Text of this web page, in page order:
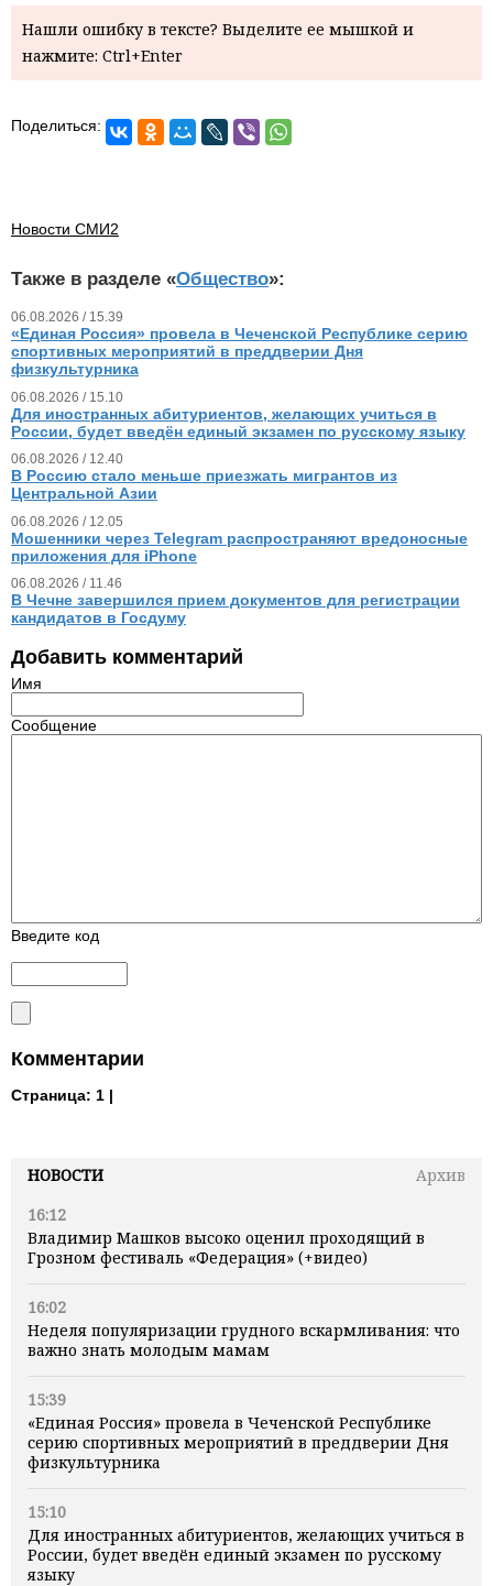
НОВОСТИ
Архив
16:12
Владимир Машков высоко оценил проходящий в
Грозном фестиваль «Федерация» (+видео)
16:02
Неделя популяризации грудного вскармливания: что
важно знать молодым мамам
15:39
«Единая Россия» провела в Чеченской Республике
серию спортивных мероприятий в преддверии Дня
физкультурника
15:10
Для иностранных абитуриентов, желающих учиться в
России, будет введён единый экзамен по русскому
языку
Нашли ошибку в тексте? Выделите ее мышкой и
нажмите: Ctrl+Enter
Поделиться:
Новости СМИ2
Также в разделе «Общество»:
06.08.2026 / 15.39
«Единая Россия» провела в Чеченской Республике серию
спортивных мероприятий в преддверии Дня
физкультурника
06.08.2026 / 15.10
Для иностранных абитуриентов, желающих учиться в
России, будет введён единый экзамен по русскому языку
06.08.2026 / 12.40
В Россию стало меньше приезжать мигрантов из
Центральной Азии
06.08.2026 / 12.05
Мошенники через Telegram распространяют вредоносные
приложения для iPhone
06.08.2026 / 11.46
В Чечне завершился прием документов для регистрации
кандидатов в Госдуму
Добавить комментарий
Имя
Сообщение
Введите код
Комментарии
Страница: 1 |